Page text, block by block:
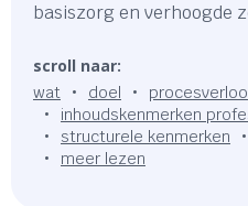
basiszorg en verhoogde
scroll naar:
wat doel
inhoudskenmerken
structurele kenmerken
meer lezen